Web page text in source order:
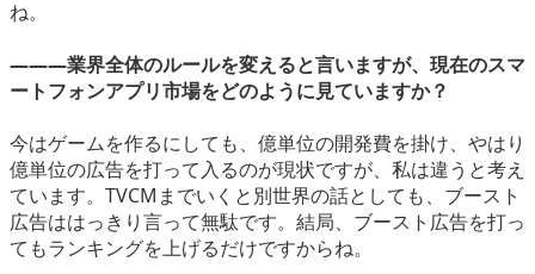
ね。
―――業界全体のルールを変えると言いますが、現在のスマ
ートフォンアプリ市場をどのように見ていますか？
今はゲームを作るにしても、億単位の開発費を掛け、やはり
億単位の広告を打って入るのが現状ですが、私は違うと考え
ています。TVCMまでいくと別世界の話としても、ブースト
広告ははっきり言って無駄です。結局、ブースト広告を打っ
てもランキングを上げるだけですからね。